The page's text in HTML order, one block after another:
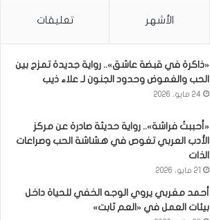
الأشهر تعليقات
«ذاكرة في قبضة عاشق».. رواية جديدة تمزج بين
الحب والغموض وحدود الجنون لـ علاء ذيب
24 مايو، 2026
«أحببتُ فراشة».. رواية حديثة صادرة عن مركز
الأدب العربي تغوص في هشاشة الحب وصراعات
الذات
21 مايو، 2026
أحمد مغربي يروي الوجه الخفي للحياة داخل
بيئات العمل في «العم ثابت»